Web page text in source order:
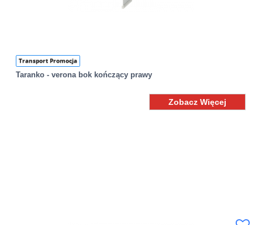
Transport Promocja
Taranko - verona bok kończący prawy
Zobacz Więcej